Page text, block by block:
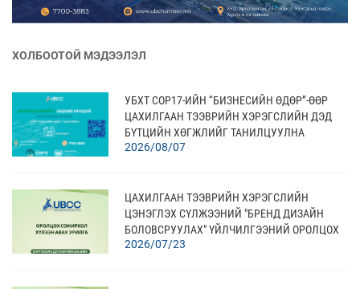
ХОЛБООТОЙ МЭДЭЭЛЭЛ
УБХТ COP17-ИЙН “БИЗНЕСИЙН ӨДӨР”-ӨӨР
ЦАХИЛГААН ТЭЭВРИЙН ХЭРЭГСЛИЙН ДЭД
БҮТЦИЙН ХӨГЖЛИЙГ ТАНИЛЦУУЛНА
2026/08/07
ЦАХИЛГААН ТЭЭВРИЙН ХЭРЭГСЛИЙН
ЦЭНЭГЛЭХ СҮЛЖЭЭНИЙ "БРЕНД ДИЗАЙН
БОЛОВСРУУЛАХ" ҮЙЛЧИЛГЭЭНИЙ ОРОЛЦОХ
СОНИРХОЛ ХҮЛЭЭН АВАХ
2026/07/23